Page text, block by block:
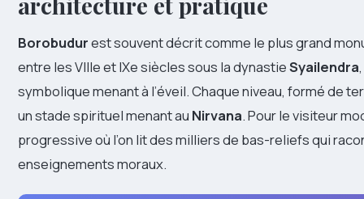
Borobudurest souvent décrit comme le plus grand
entre les VIIIe et IXe siècles sous la dynastieSyailendra
symbolique menant à l’éveil. Chaque niveau, formé de
un stade spirituel menant au Nirvana. Pour le visiteur
progressive où l’on lit des milliers de bas-reliefs qui
enseignements moraux.